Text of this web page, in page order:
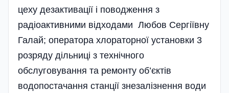
цеху дезактивації і поводження з
радіоактивними відходами Любов Сергіївну
Галай; оператора хлораторної установки 3
розряду дільниці з технічного
обслуговування та ремонту об’єктів
водопостачання станції знезалізнення води